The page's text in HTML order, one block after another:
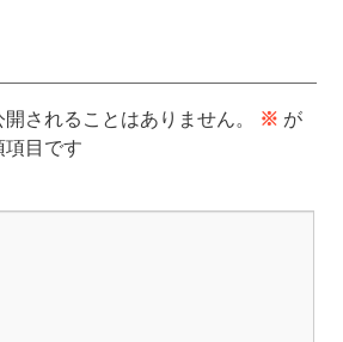
されることはありません。 ※ が
項目です